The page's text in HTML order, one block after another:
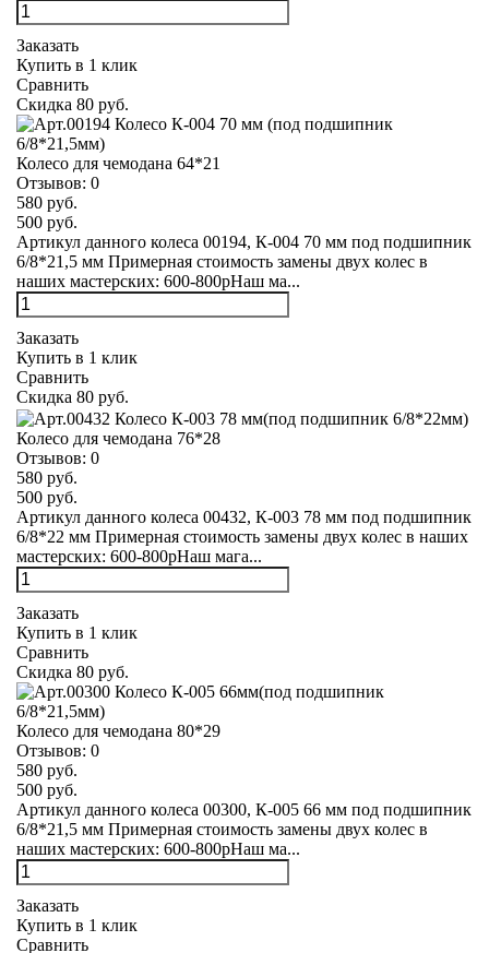
Заказать
Купить в 1 клик
Сравнить
Скидка 80 руб.
Колесо для чемодана 64*21
Отзывов: 0
580 руб.
500 руб.
Артикул данного колеса 00194, К-004 70 мм под подшипник
6/8*21,5 мм Примерная стоимость замены двух колес в
наших мастерских: 600-800рНаш ма...
Заказать
Купить в 1 клик
Сравнить
Скидка 80 руб.
Колесо для чемодана 76*28
Отзывов: 0
580 руб.
500 руб.
Артикул данного колеса 00432, К-003 78 мм под подшипник
6/8*22 мм Примерная стоимость замены двух колес в наших
мастерских: 600-800рНаш мага...
Заказать
Купить в 1 клик
Сравнить
Скидка 80 руб.
Колесо для чемодана 80*29
Отзывов: 0
580 руб.
500 руб.
Артикул данного колеса 00300, К-005 66 мм под подшипник
6/8*21,5 мм Примерная стоимость замены двух колес в
наших мастерских: 600-800рНаш ма...
Заказать
Купить в 1 клик
Сравнить